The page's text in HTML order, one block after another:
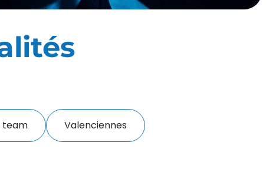
team Valenciennes